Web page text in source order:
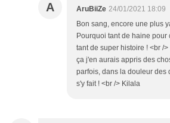
A AruBiiZe 24/01/2021 18:09
Bon sang, encore une plus
Pourquoi tant de haine pour
tant de super histoire ! <br /
ça j'en aurais appris des
parfois, dans la douleur des
s'y fait ! <br /> Kilala